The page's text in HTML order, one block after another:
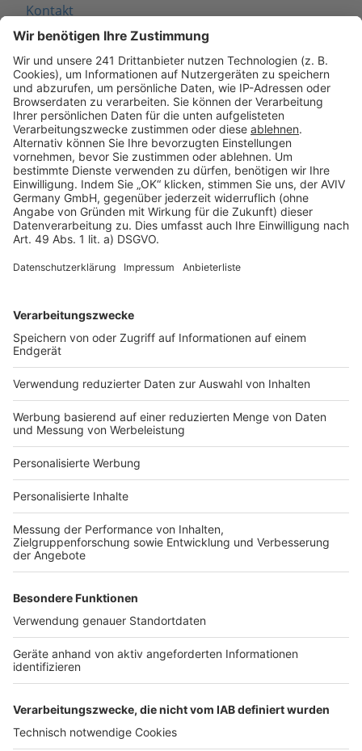
Kontakt
Seitenaufbau
Barrierefreiheit
Cookie Einstellungen
Rechtliches
AGB-Übersicht
Datenschutz
Impressum
Services
Bauprojekt-Quiz
Häuser-Suche
Hausanbieter-Suche
Bauprojekt-Profil
Für Unternehmen
Ihre Baufirma auf bauen.de
Kostenloses Infogespräch